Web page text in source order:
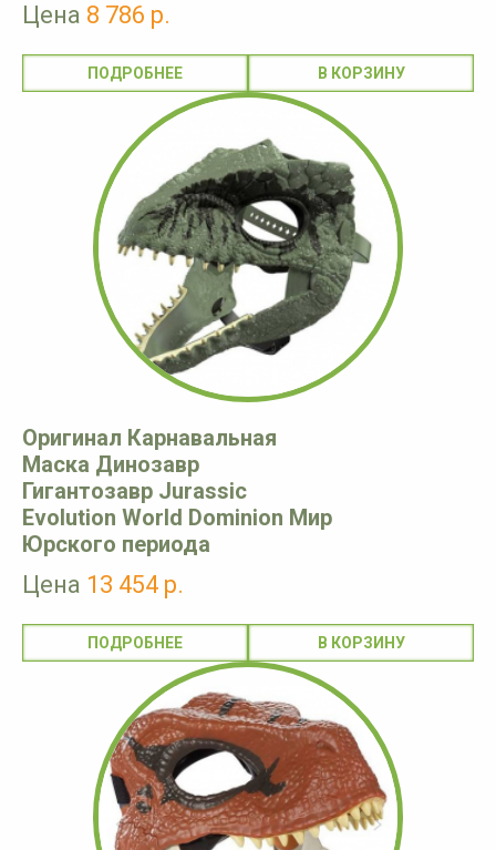
Цена 8 786 р.
ПОДРОБНЕЕ
Оригинал Карнавальная
Маска Динозавр
Гигантозавр Jurassic
Evolution World Dominion Мир
Юрского периода
Цена 13 454 р.
ПОДРОБНЕЕ